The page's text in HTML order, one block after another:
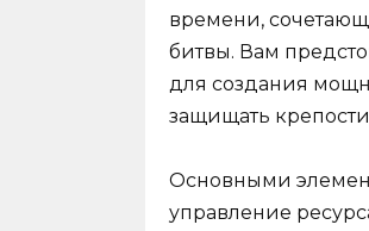
времени,
битвы. Вам
для создания
защищать
Основными
управление